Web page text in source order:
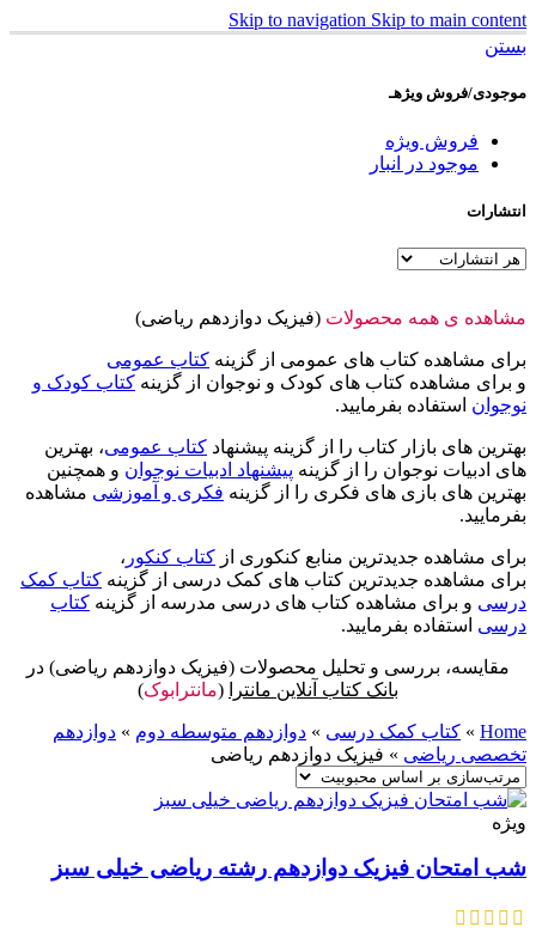
Skip to navigation Skip to main content
بستن
موجودی/فروش ویژهـ
فروش ویژه
موجود در انبار
انتشارات
مشاهده ی همه محصولات (فیزیک دوازدهم ریاضی)
برای مشاهده کتاب های عمومی از گزینه کتاب عمومی
و برای مشاهده کتاب های کودک و نوجوان از گزینه کتاب کودک و
نوجوان استفاده بفرمایید.
بهترین های بازار کتاب را از گزینه پیشنهاد کتاب عمومی، بهترین
های ادبیات نوجوان را از گزینه پیشنهاد ادبیات نوجوان و همچنین
بهترین های بازی های فکری را از گزینه فکری و آموزشی مشاهده
بفرمایید.
برای مشاهده جدیدترین منابع کنکوری از کتاب کنکور ،
برای مشاهده جدیدترین کتاب های کمک درسی از گزینه کتاب کمک
درسی و برای مشاهده کتاب های درسی مدرسه از گزینه کتاب
درسی استفاده بفرمایید.
مقایسه، بررسی و تحلیل محصولات (فیزیک دوازدهم ریاضی) در
بانک کتاب آنلاین مانترا
(مانترابوک)
Home
» کتاب کمک درسی » دوازدهم متوسطه دوم » دوازدهم
تخصصی ریاضی » فیزیک دوازدهم ریاضی
ویژه
شب امتحان فیزیک دوازدهم رشته ریاضی خیلی سبز